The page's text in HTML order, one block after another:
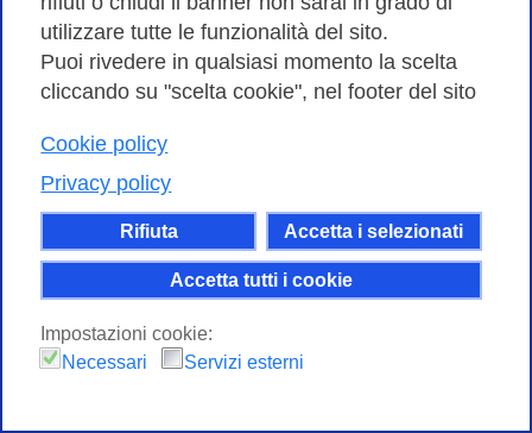
utilizzare tutte le funzionalità del sito.
Puoi rivedere in qualsiasi momento la scelta
cliccando su "scelta cookie", nel footer del sito
Cookie policy
Privacy policy
Rifiuta Accetta i selezionati
Accetta tutti i cookie
Impostazioni cookie:
Necessari
Servizi esterni